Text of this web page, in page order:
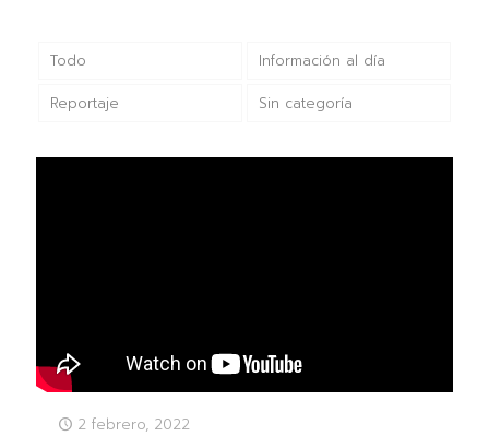
Todo Información al día
Reportaje Sin categoría
2 febrero, 2022